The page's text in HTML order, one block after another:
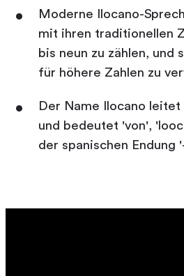
Moderne Ilocano-
mit ihren traditionellen
bis neun zu zählen, und
für höhere Zahlen zu
Der Name Ilocano leitet
und bedeutet 'von',
der spanischen Endung